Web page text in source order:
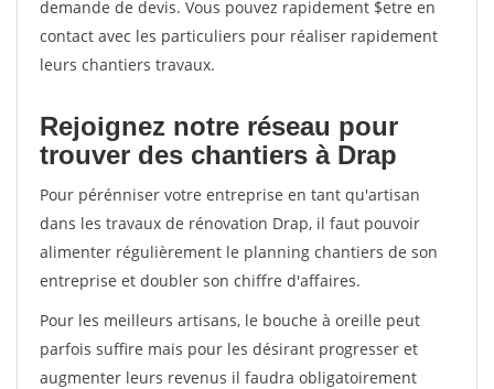
demande de devis. Vous pouvez rapidement $etre en
contact avec les particuliers pour réaliser rapidement
leurs chantiers travaux.
Rejoignez notre réseau pour
trouver des chantiers à Drap
Pour pérénniser votre entreprise en tant qu'artisan
dans les travaux de rénovation Drap, il faut pouvoir
alimenter régulièrement le planning chantiers de son
entreprise et doubler son chiffre d'affaires.
Pour les meilleurs artisans, le bouche à oreille peut
parfois suffire mais pour les désirant progresser et
augmenter leurs revenus il faudra obligatoirement